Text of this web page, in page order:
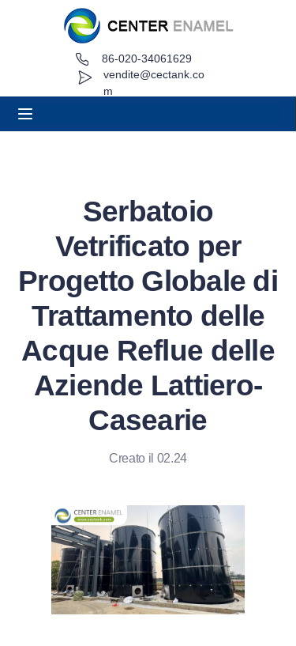
vendite@cectank.co
m
86-020-34061629
Serbatoio
Vetrificato per
Progetto Globale di
Trattamento delle
Acque Reflue delle
Aziende Lattiero-
Casearie
Creato il 02.24
Di
Richiedi preventivo
Notizia
Contatto